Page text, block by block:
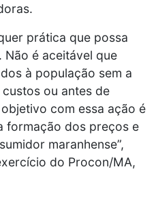
prática que possa
é aceitável que
à população sem a
ou antes de
com essa ação é
formação dos preços e
maranhense”,
do Procon/MA,